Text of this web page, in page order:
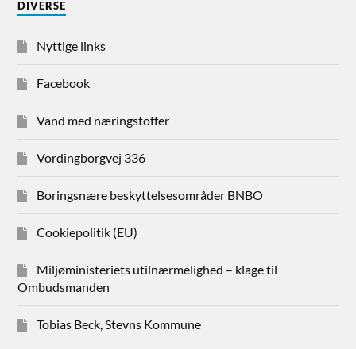
DIVERSE
Nyttige links
Facebook
Vand med næringstoffer
Vordingborgvej 336
Boringsnære beskyttelsesområder BNBO
Cookiepolitik (EU)
Miljøministeriets utilnærmelighed – klage til
Ombudsmanden
Tobias Beck, Stevns Kommune